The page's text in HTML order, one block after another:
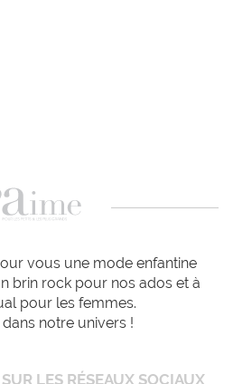
vous une mode enfantine
brin rock pour nos ados et à
pour les femmes.
notre univers !
LES RÉSEAUX SOCIAUX